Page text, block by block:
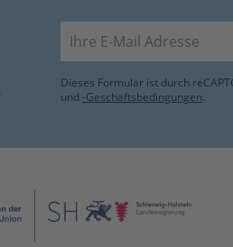
E-Mail
Dieses Formular ist durch
und -Geschäftsbedingungen.